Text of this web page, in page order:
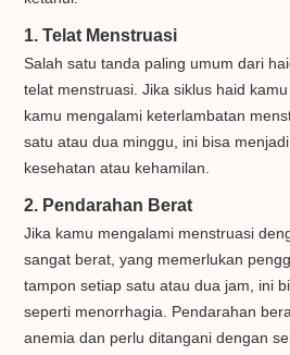
1. Telat Menstruasi
Salah satu tanda paling umum dari
telat menstruasi. Jika siklus haid
kamu mengalami keterlambatan
satu atau dua minggu, ini bisa
kesehatan atau kehamilan.
2. Pendarahan Berat
Jika kamu mengalami menstruasi
sangat berat, yang memerlukan
tampon setiap satu atau dua jam, ini
seperti menorrhagia. Pendarahan
anemia dan perlu ditangani dengan